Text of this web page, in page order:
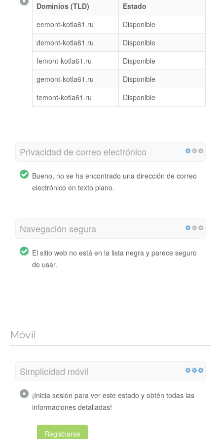
Dominios (TLD)
Estado
eemont-kotla61.ru
Disponible
demont-kotla61.ru
Disponible
femont-kotla61.ru
Disponible
gemont-kotla61.ru
Disponible
temont-kotla61.ru
Disponible
Privacidad de correo electrónico
Bueno, no se ha encontrado una dirección de correo
electrónico en texto plano.
Navegación segura
El sitio web no está en la lista negra y parece seguro
de usar.
Móvil
Simplicidad móvil
¡Inicia sesión para ver este estado y obtén todas las
informaciones detalladas!
Registrarse